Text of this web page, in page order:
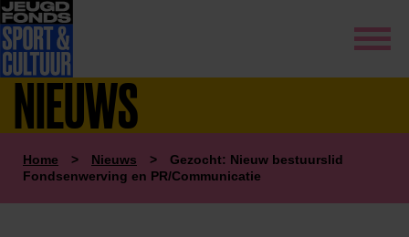
NIEUWS
Home > Nieuws >
Gezocht: Nieuw bestuurslid
Fondsenwerving en PR/Communicatie